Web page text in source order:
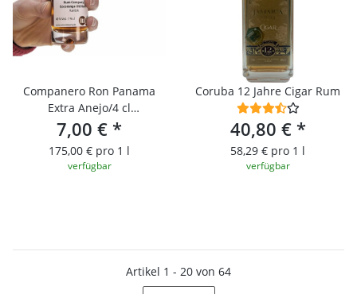
Companero Ron Panama
Extra Anejo/4 cl
Probierfläschchen
7,00 € *
175,00 € pro 1 l
verfügbar
Coruba 12 Jahre Cigar Rum
40,80 € *
58,29 € pro 1 l
verfügbar
Artikel 1 - 20 von 64